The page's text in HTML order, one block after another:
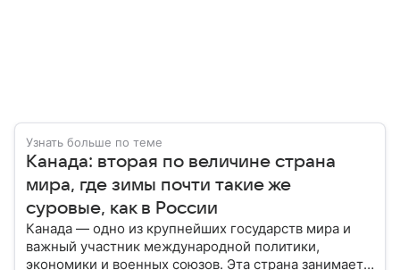
Узнать больше по теме
Канада: вторая по величине страна
мира, где зимы почти такие же
суровые, как в России
Канада — одно из крупнейших государств мира и
важный участник международной политики,
экономики и военных союзов. Эта страна занимает